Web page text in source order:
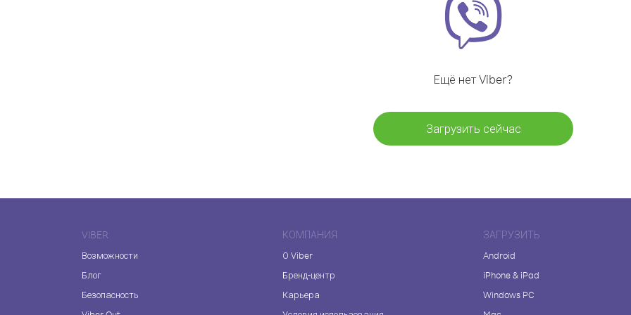
Ещё нет Viber?
Загрузить сейчас
VIBER
Возможности
Блог
Безопасность
КОМПАНИЯ
О Viber
Бренд-центр
Карьера
ЗАГРУЗИТЬ
Android
iPhone & iPad
Windows PC